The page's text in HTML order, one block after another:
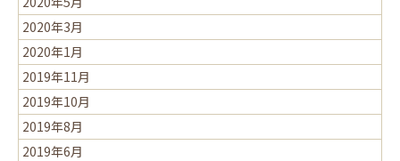
2020年3月
2020年1月
2019年11月
2019年10月
2019年8月
2019年6月